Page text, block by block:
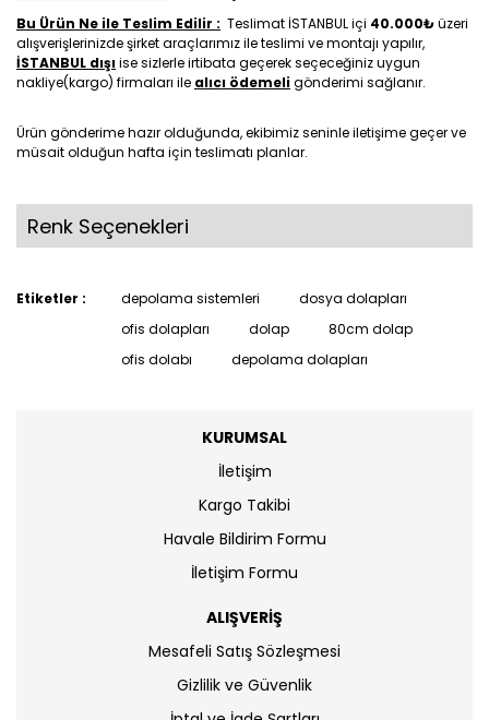
Bu Ürün Ne ile Teslim Edilir : Teslimat İSTANBUL içi 40.000₺üzeri
alışverişlerinizde şirket araçlarımız ile teslimi ve montajı yapılır,
İSTANBUL dışıise sizlerle irtibata geçerek seçeceğiniz uygun
nakliye(kargo) firmaları ile alıcı ödemeligönderimi sağlanır.
Ürün gönderime hazır olduğunda, ekibimiz seninle iletişime geçer ve
müsait olduğun hafta için teslimatı planlar.
Renk Seçenekleri
Etiketler : depolama sistemleri
dosya dolapları
ofis dolapları
dolap
80cm dolap
ofis dolabı
depolama dolapları
KURUMSAL
İletişim
Kargo Takibi
Havale Bildirim Formu
İletişim Formu
ALIŞVERİŞ
Mesafeli Satış Sözleşmesi
Gizlilik ve Güvenlik